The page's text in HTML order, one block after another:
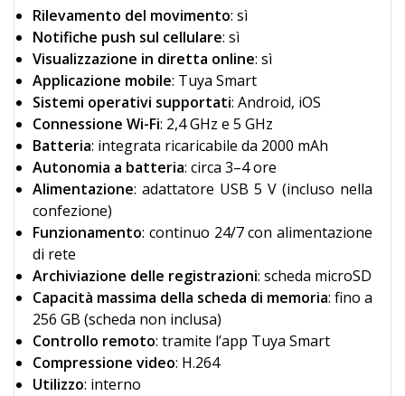
Rilevamento del movimento: sì
Notifiche push sul cellulare: sì
Visualizzazione in diretta online: sì
Applicazione mobile: Tuya Smart
Sistemi operativi supportati: Android, iOS
Connessione Wi-Fi: 2,4 GHz e 5 GHz
Batteria: integrata ricaricabile da 2000 mAh
Autonomia a batteria: circa 3–4 ore
Alimentazione: adattatore USB 5 V (incluso nella
confezione)
Funzionamento: continuo 24/7 con alimentazione
di rete
Archiviazione delle registrazioni: scheda microSD
Capacità massima della scheda di memoria: fino a
256 GB (scheda non inclusa)
Controllo remoto: tramite l’app Tuya Smart
Compressione video: H.264
Utilizzo: interno